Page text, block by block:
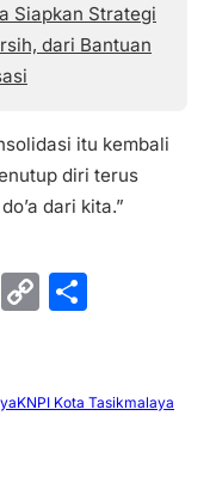
Siapkan Strategi
dari Bantuan
itu kembali
diri terus
dari kita.”
Bl C
y e
KNPI Kota Tasikmalaya